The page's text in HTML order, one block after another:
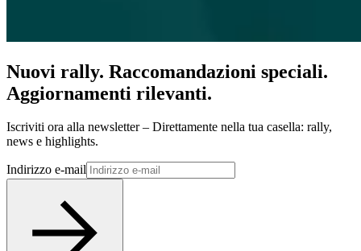
Nuovi rally. Raccomandazioni speciali.
Aggiornamenti rilevanti.
Iscriviti ora alla newsletter – Direttamente nella tua casella: rally,
news e highlights.
Indirizzo e-mail